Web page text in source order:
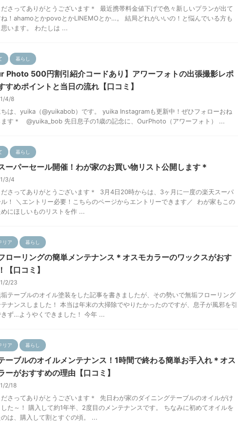
ださってありがとうございます＊ 最近携帯料金値下げで色々新しいプランが出て
ね！ahamoとかpovoとかLINEMOとか…。 結局どれがいいの！と悩んでいる方も
います。 わたしは ...
暮らし
Photo 500円割引紹介コードあり】アワーフォトの出張撮影レポ
すめポイントと当日の流れ【口コミ】
4/8
ちは、yuika（@yuikabob）です。 yuika Instagramも更新中！ぜひフォローおね
ます＊ @yuika_bob 先日息子の1歳の記念に、OurPhoto（アワーフォト） ...
暮らし
ーパーセール開催！わが家のお買い物リスト公開します＊
3/4
ださってありがとうございます＊ 3月4日20時からは、3ヶ月に一度の楽天スーパ
ル！ ＼エントリー必要！こちらのページからエントリーできます／ わが家もこの
にほしいものリストを作 ...
リア 暮らし
ローリングの簡単メンテナンス＊オスモカラーのワックスがおす
【口コミ】
2/23
テーブルのオイル塗装をした記事を書きましたが、その勢いで無垢フローリング
テナンスしました！ 本当は年末の大掃除でやりたかったのですが、息子が風邪を引
きず…ようやくできました！ 今年 ...
リア 暮らし
ーブルのオイルメンテナンス！1時間で終わる簡単お手入れ＊オス
ーがおすすめの理由【口コミ】
2/18
ださってありがとうございます＊ 先日わが家のダイニングテーブルのオイルがけ
た～！ 購入して約1年半、2度目のメンテナンスです。 ちなみに初めてオイルを
は、購入して割とすぐの頃。 ...